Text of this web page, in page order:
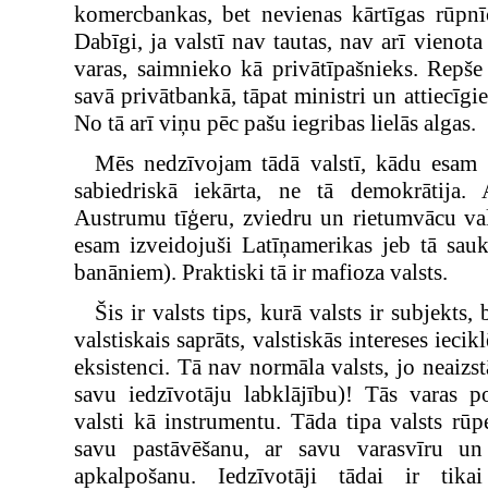
komercbankas, bet nevienas kārtīgas
Dabīgi, ja valstī nav tautas, nav arī
varas, saimnieko kā privātīpašnieks.
savā privātbankā, tāpat ministri un
No tā arī viņu pēc pašu iegribas lielās algas.
Mēs nedzīvojam tādā valstī, kādu
sabiedriskā iekārta, ne tā demokrātija.
Austrumu tīģeru, zviedru un rietumvācu
esam izveidojuši Latīņamerikas jeb tā
banāniem). Praktiski tā ir mafioza valsts.
Šis ir valsts tips, kurā valsts ir subjekts,
valstiskais saprāts, valstiskās intereses
eksistenci. Tā nav normāla valsts, jo
savu iedzīvotāju labklājību)! Tās varas
valsti kā instrumentu. Tāda tipa valsts
savu pastāvēšanu, ar savu varasvīru
apkalpošanu. Iedzīvotāji tādai ir